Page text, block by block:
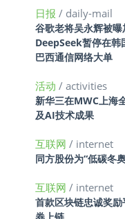
日报 / daily-mail
谷歌老将吴永辉被曝
DeepSeek暂停在韩
巴西通信网络大单
活动 / activities
新华三在MWC上海
及AI技术成果
互联网 / internet
同方股份为“低碳冬
互联网 / internet
首款区块链忠诚奖